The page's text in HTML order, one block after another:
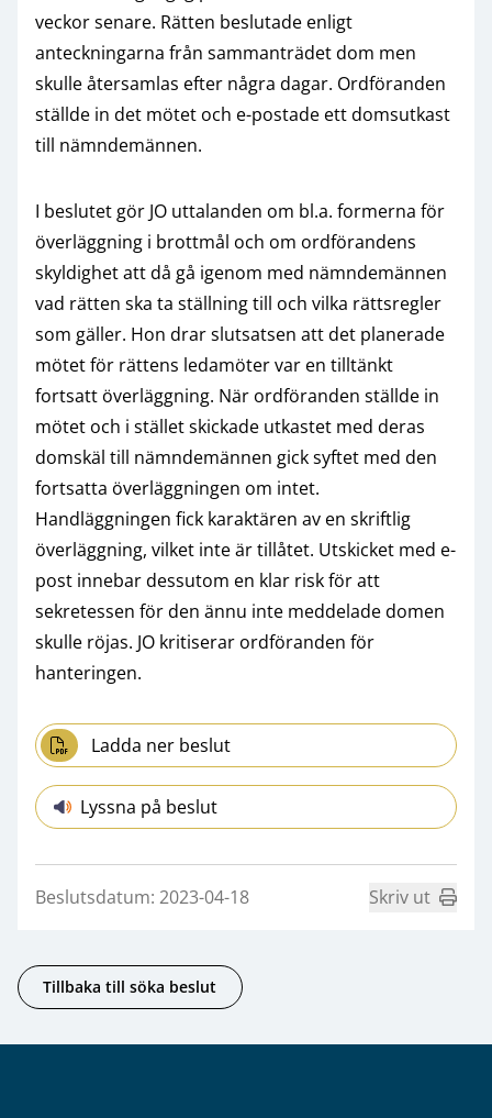
veckor senare. Rätten beslutade enligt
anteckningarna från sammanträdet dom men
skulle återsamlas efter några dagar. Ordföranden
ställde in det mötet och e-postade ett domsutkast
till nämndemännen.
I beslutet gör JO uttalanden om bl.a. formerna för
överläggning i brottmål och om ordförandens
skyldighet att då gå igenom med nämndemännen
vad rätten ska ta ställning till och vilka rättsregler
som gäller. Hon drar slutsatsen att det planerade
mötet för rättens ledamöter var en tilltänkt
fortsatt överläggning. När ordföranden ställde in
mötet och i stället skickade utkastet med deras
domskäl till nämndemännen gick syftet med den
fortsatta överläggningen om intet.
Handläggningen fick karaktären av en skriftlig
överläggning, vilket inte är tillåtet. Utskicket med e-
post innebar dessutom en klar risk för att
sekretessen för den ännu inte meddelade domen
skulle röjas. JO kritiserar ordföranden för
hanteringen.
Ladda ner beslut
Lyssna på beslut
Beslutsdatum: 2023-04-18 Skriv ut
Tillbaka till söka beslut